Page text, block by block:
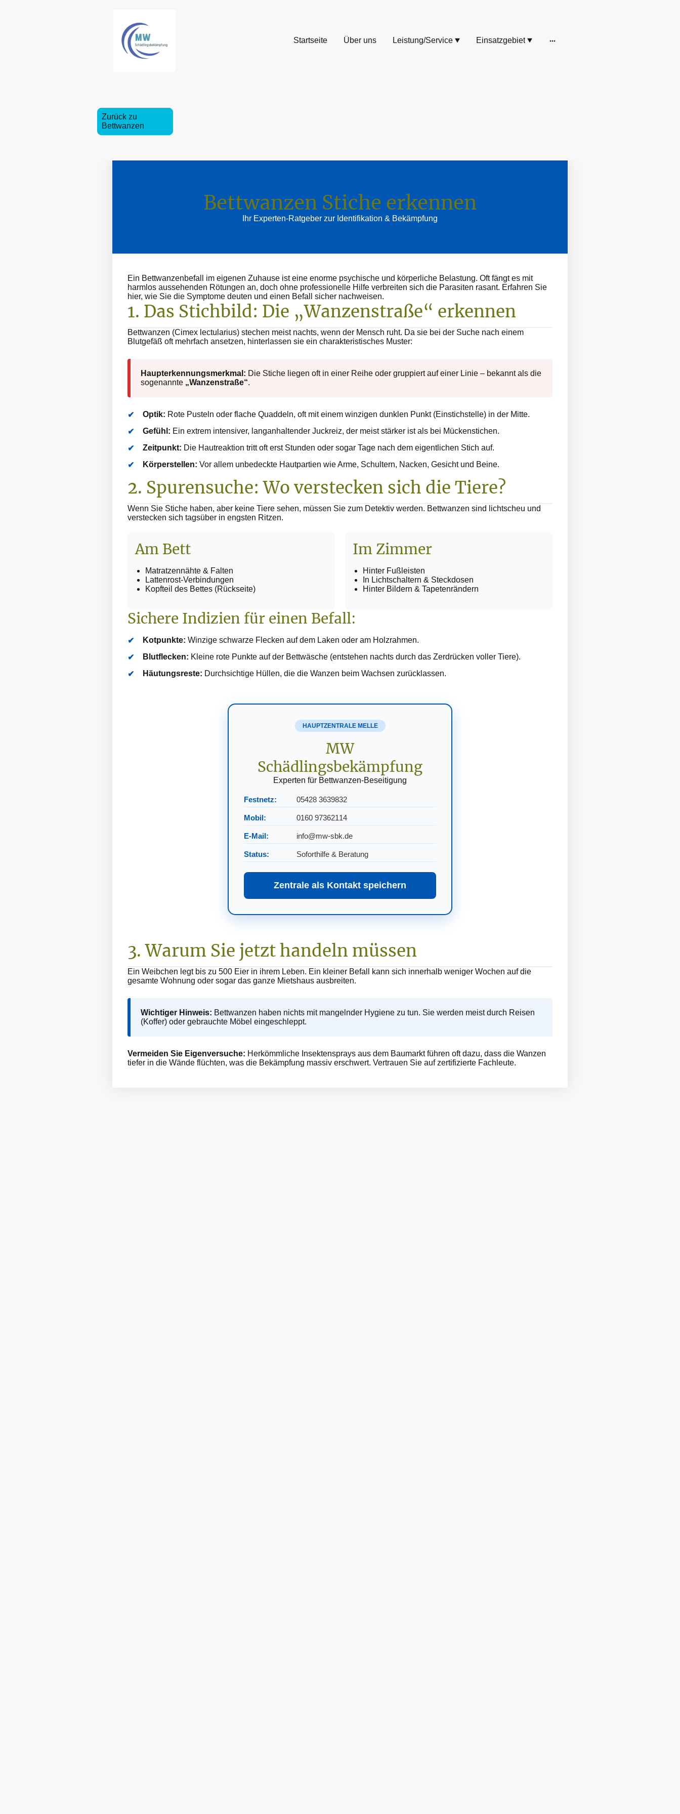
Startseite Über uns Leistung/Service Einsatzgebiet
Bettwanzen Stiche erkennen
Ihr Experten-Ratgeber zur Identifikation & Bekämpfung
Ein Bettwanzenbefall im eigenen Zuhause ist eine enorme psychische und körperliche Belastung. Oft fängt es mit
harmlos aussehenden Rötungen an, doch ohne professionelle Hilfe verbreiten sich die Parasiten rasant. Erfahren Sie
hier, wie Sie die Symptome deuten und einen Befall sicher nachweisen.
1. Das Stichbild: Die „Wanzenstraße“ erkennen
Bettwanzen (Cimex lectularius) stechen meist nachts, wenn der Mensch ruht. Da sie bei der Suche nach einem
Blutgefäß oft mehrfach ansetzen, hinterlassen sie ein charakteristisches Muster:
Haupterkennungsmerkmal: Die Stiche liegen oft in einer Reihe oder gruppiert auf einer Linie – bekannt als die
sogenannte „Wanzenstraße“.
Optik: Rote Pusteln oder flache Quaddeln, oft mit einem winzigen dunklen Punkt (Einstichstelle) in der Mitte.
Gefühl: Ein extrem intensiver, langanhaltender Juckreiz, der meist stärker ist als bei Mückenstichen.
Zeitpunkt: Die Hautreaktion tritt oft erst Stunden oder sogar Tage nach dem eigentlichen Stich auf.
Körperstellen: Vor allem unbedeckte Hautpartien wie Arme, Schultern, Nacken, Gesicht und Beine.
2. Spurensuche: Wo verstecken sich die Tiere?
Wenn Sie Stiche haben, aber keine Tiere sehen, müssen Sie zum Detektiv werden. Bettwanzen sind lichtscheu und
verstecken sich tagsüber in engsten Ritzen.
Am Bett
Matratzennähte & Falten
Lattenrost-Verbindungen
Kopfteil des Bettes (Rückseite)
Im Zimmer
Hinter Fußleisten
In Lichtschaltern & Steckdosen
Hinter Bildern & Tapetenrändern
Sichere Indizien für einen Befall:
Kotpunkte: Winzige schwarze Flecken auf dem Laken oder am Holzrahmen.
Blutflecken: Kleine rote Punkte auf der Bettwäsche (entstehen nachts durch das Zerdrücken voller Tiere).
Häutungsreste: Durchsichtige Hüllen, die die Wanzen beim Wachsen zurücklassen.
HAUPTZENTRALE MELLE
MW
Schädlingsbekämpfung
Experten für Bettwanzen-Beseitigung
Festnetz: 05428 3639832
Mobil: 0160 97362114
E-Mail: info@mw-sbk.de
Status: Soforthilfe & Beratung
Zentrale als Kontakt speichern
3. Warum Sie jetzt handeln müssen
Ein Weibchen legt bis zu 500 Eier in ihrem Leben. Ein kleiner Befall kann sich innerhalb weniger Wochen auf die
gesamte Wohnung oder sogar das ganze Mietshaus ausbreiten.
Wichtiger Hinweis: Bettwanzen haben nichts mit mangelnder Hygiene zu tun. Sie werden meist durch Reisen
(Koffer) oder gebrauchte Möbel eingeschleppt.
Vermeiden Sie Eigenversuche: Herkömmliche Insektensprays aus dem Baumarkt führen oft dazu, dass die Wanzen
tiefer in die Wände flüchten, was die Bekämpfung massiv erschwert. Vertrauen Sie auf zertifizierte Fachleute.
Zurück zu
Bettwanzen